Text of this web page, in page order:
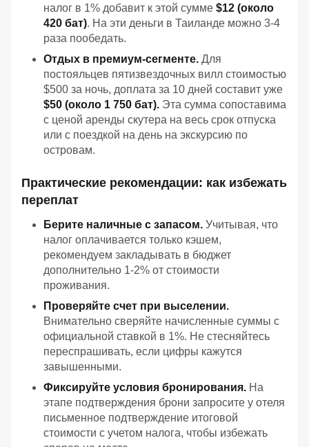
налог в 1% добавит к этой сумме $12 (около
420 бат). На эти деньги в Таиланде можно 3-4
раза пообедать.
Отдых в премиум-сегменте. Для
постояльцев пятизвездочных вилл стоимостью
$500 за ночь, доплата за 10 дней составит уже
$50 (около 1 750 бат). Эта сумма сопоставима
с ценой аренды скутера на весь срок отпуска
или с поездкой на день на экскурсию по
островам.
Практические рекомендации: как избежать
переплат
Берите наличные с запасом. Учитывая, что
налог оплачивается только кэшем,
рекомендуем закладывать в бюджет
дополнительно 1-2% от стоимости
проживания.
Проверяйте счет при выселении.
Внимательно сверяйте начисленные суммы с
официальной ставкой в 1%. Не стесняйтесь
переспрашивать, если цифры кажутся
завышенными.
Фиксируйте условия бронирования. На
этапе подтверждения брони запросите у отеля
письменное подтверждение итоговой
стоимости с учетом налога, чтобы избежать